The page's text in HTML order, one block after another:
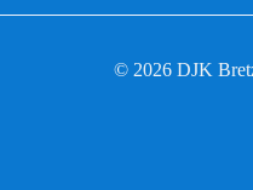
© 2026 DJK